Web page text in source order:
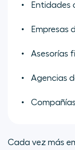
Entidades
Empresas
Asesorías
Agencias
Cada vez más